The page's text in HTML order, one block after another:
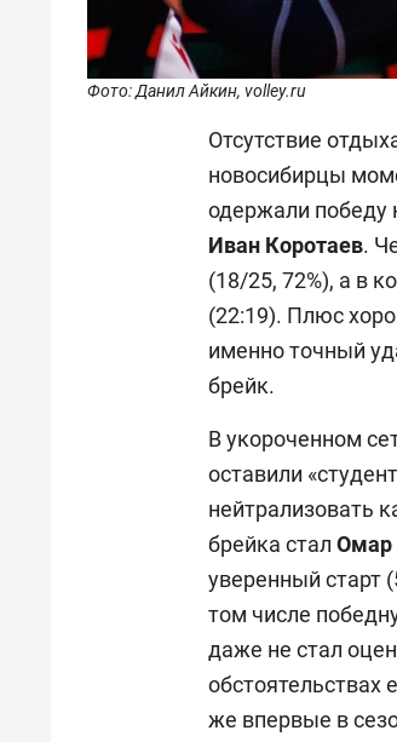
Фото: Данил Айкин, volley.ru
Отсутствие
новосибирцы
одержали победу
Иван Коротаев.
(18/25, 72%), а в
(22:19). Плюс
именно точный
брейк.
В укороченном
оставили
нейтрализовать
брейка стал Омар
уверенный старт
том числе
даже не стал
же впервые в